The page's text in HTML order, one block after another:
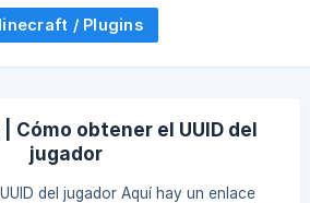
/ Plugins
Cómo obtener el UUID del
jugador
del jugador Aquí hay un enlace